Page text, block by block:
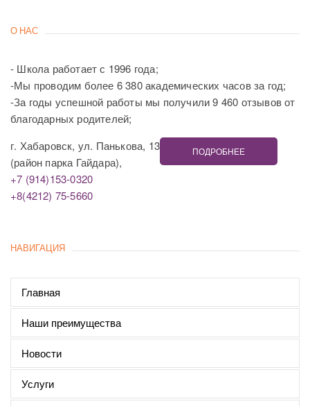
О НАС
- Школа работает с 1996 года;
-Мы проводим более 6 380 академических часов за год;
-За годы успешной работы мы получили 9 460 отзывов от
благодарных родителей;
г. Хабаровск, ул. Панькова, 13
(район парка Гайдара),
+7 (914)153-0320
+8(4212) 75-5660
ПОДРОБНЕЕ
НАВИГАЦИЯ
Главная
Наши преимущества
Новости
Услуги